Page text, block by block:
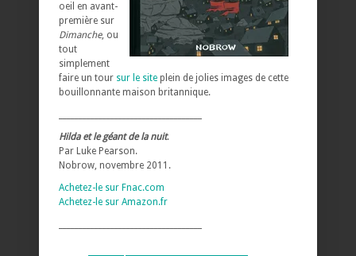
oeil en avant-
première sur
Dimanche, ou
tout
simplement
faire un tour sur le site plein de jolies images de cette
bouillonnante maison britannique.
Hilda et le géant de la nuit.
Par Luke Pearson.
Nobrow, novembre 2011.
Achetez-le sur Fnac.com
Achetez-le sur Amazon.fr